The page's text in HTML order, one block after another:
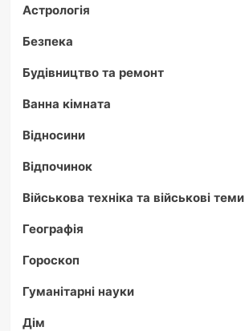
Астрологія
Безпека
Будівництво та ремонт
Ванна кімната
Відносини
Відпочинок
Військова техніка та військові теми
Географія
Гороскоп
Гуманітарні науки
Дім